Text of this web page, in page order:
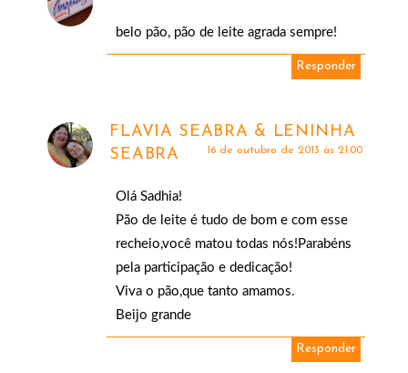
belo pão, pão de leite agrada sempre!
Responder
FLAVIA SEABRA & LENINHA
SEABRA
16 de outubro de 2013 às 21:00
Olá Sadhia!
Pão de leite é tudo de bom e com esse
recheio,você matou todas nós!Parabéns
pela participação e dedicação!
Viva o pão,que tanto amamos.
Beijo grande
Responder